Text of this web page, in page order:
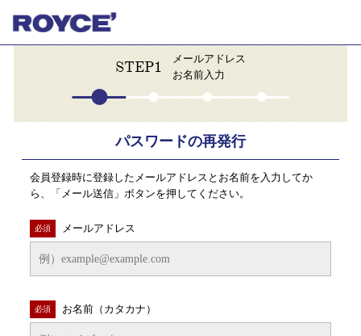
STEP1
メールアドレス
お名前入力
パスワードの再発行
会員登録時に登録したメールアドレスとお名前を入力してか
ら、「メール送信」ボタンを押してください。
必須 メールアドレス
必須 お名前（カタカナ）